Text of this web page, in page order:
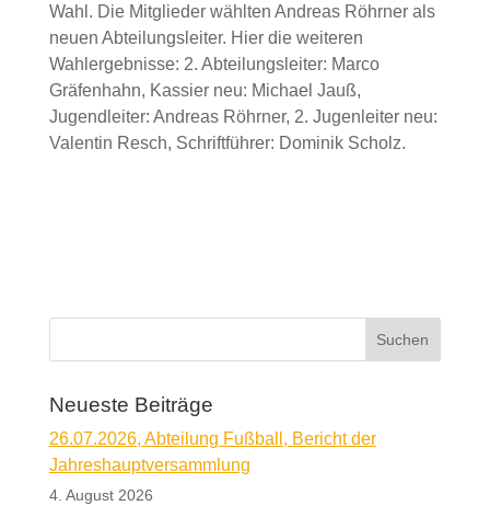
Wahl. Die Mitglieder wählten Andreas Röhrner als
neuen Abteilungsleiter. Hier die weiteren
Wahlergebnisse: 2. Abteilungsleiter: Marco
Gräfenhahn, Kassier neu: Michael Jauß,
Jugendleiter: Andreas Röhrner, 2. Jugenleiter neu:
Valentin Resch, Schriftführer: Dominik Scholz.
Neueste Beiträge
26.07.2026, Abteilung Fußball, Bericht der
Jahreshauptversammlung
4. August 2026